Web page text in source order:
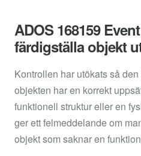
ADOS 168159
färdigställa objekt
Kontrollen har utökats så
objekten har en korrekt
funktionell struktur eller en
ger ett felmeddelande om
objekt som saknar en